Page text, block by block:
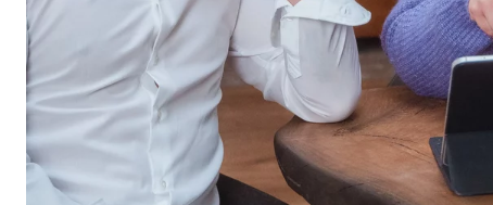
Szolgáltató:
Cél: ad
Sütik lejárata:
Külső média